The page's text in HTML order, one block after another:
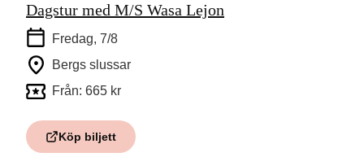
Dagstur med M/S Wasa Lejon
Fredag, 7/8
Bergs slussar
Från: 665 kr
Köp biljett